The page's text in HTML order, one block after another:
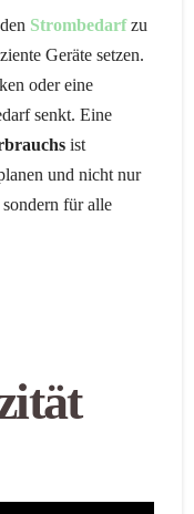
Strombedarfzu
Geräte setzen.
oder eine
senkt. Eine
ist
und nicht nur
für alle